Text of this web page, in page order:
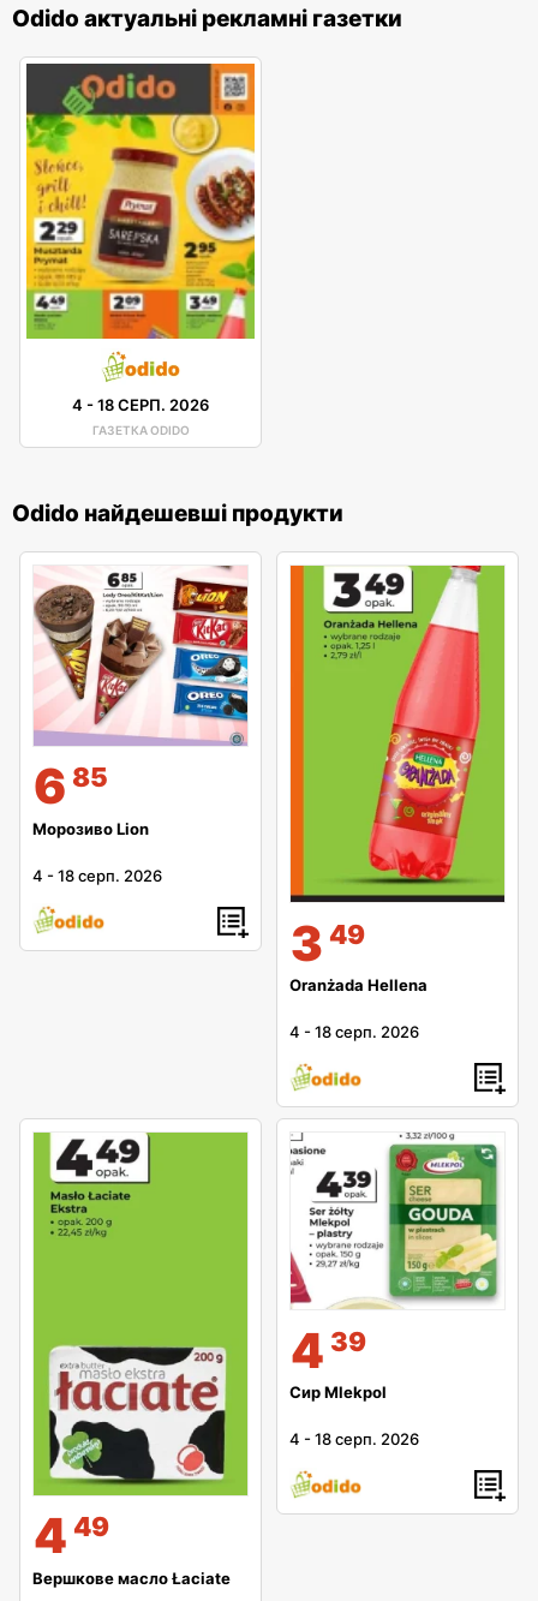
Odido актуальні рекламні газетки
4 -18 СЕРП. 2026
ГАЗЕТКА ODIDO
Odido найдешевші продукти
6 85
Морозиво Lion
4 -18 серп. 2026
3 49
Oranżada Hellena
4 -18 серп. 2026
4 49
Вершкове масло Łaciate
4 39
Сир Mlekpol
4 -18 серп. 2026